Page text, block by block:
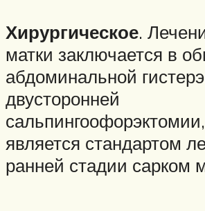
Хирургическое.
матки заключается в
абдоминальной
двусторонней
является стандартом
ранней стадии сарком